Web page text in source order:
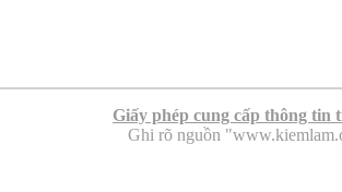
Giấy phép cung cấp thông tin
Ghi rõ nguồn